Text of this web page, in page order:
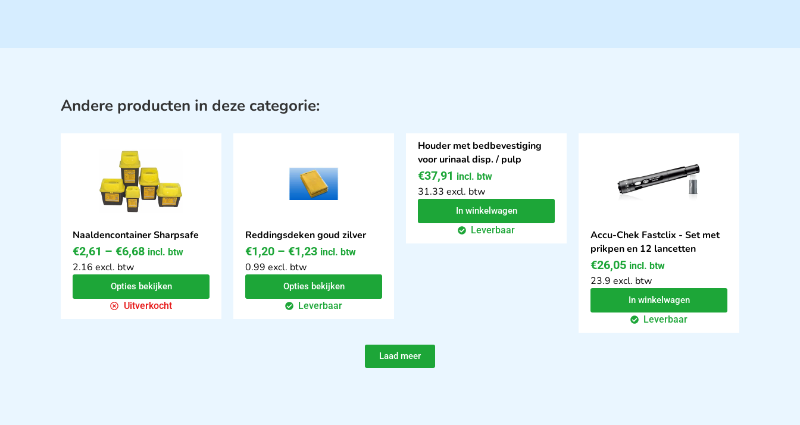
Andere producten in deze categorie:
Naaldencontainer Sharpsafe
€2,61 – €6,68 incl. btw
2.16 excl. btw
Opties bekijken
Uitverkocht
Reddingsdeken goud zilver
€1,20 – €1,23 incl. btw
0.99 excl. btw
Opties bekijken
Leverbaar
Houder met bedbevestiging
voor urinaal disp. / pulp
€37,91 incl. btw
31.33 excl. btw
In winkelwagen
Leverbaar
Accu-Chek Fastclix - Set met
prikpen en 12 lancetten
€26,05 incl. btw
23.9 excl. btw
In winkelwagen
Leverbaar
Laad meer